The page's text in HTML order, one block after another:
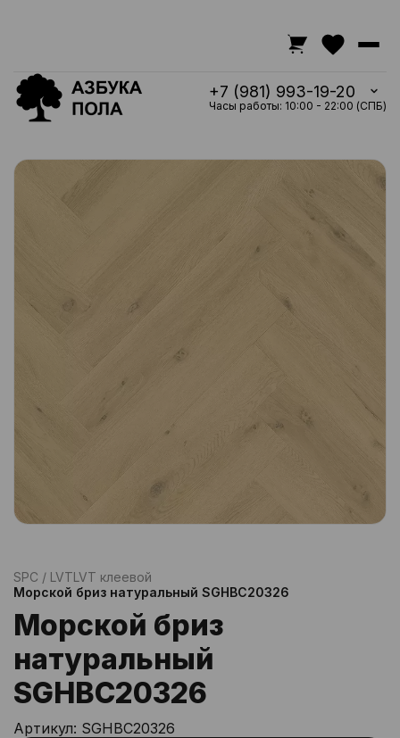
+7 (981) 993-19-20
Часы работы: 10:00 - 22:00 (СПБ)
SPC / LVTLVT клеевой
Морской бриз натyральный SGHBC20326
Морской бриз
натyральный
SGHBC20326
Артикул: SGHBC20326